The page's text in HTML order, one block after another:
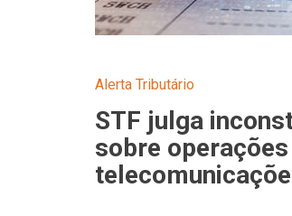
Alerta Tributário
STF julga
sobre